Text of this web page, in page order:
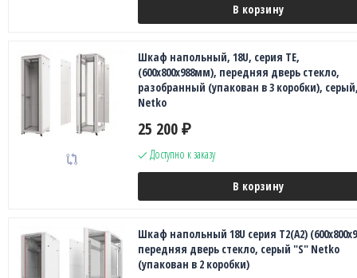
В корзину
Шкаф напольный, 18U, серия TE,
(600х800х988мм), передняя дверь стекло,
разобранный (упакован в 3 коробки),
Netko
25 200 ₽
Доступно к заказу
В корзину
Шкаф напольный 18U серия Т2(А2)
передняя дверь стекло, серый "S" Netko
(упакован в 2 коробки)